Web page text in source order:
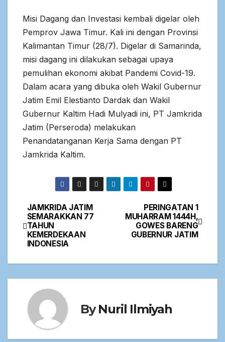
Misi Dagang dan Investasi kembali digelar oleh
Pemprov Jawa Timur. Kali ini dengan Provinsi
Kalimantan Timur (28/7). Digelar di Samarinda,
misi dagang ini dilakukan sebagai upaya
pemulihan ekonomi akibat Pandemi Covid-19.
Dalam acara yang dibuka oleh Wakil Gubernur
Jatim Emil Elestianto Dardak dan Wakil
Gubernur Kaltim Hadi Mulyadi ini, PT Jamkrida
Jatim (Perseroda) melakukan
Penandatanganan Kerja Sama dengan PT
Jamkrida Kaltim.
PERINGATAN 1
MUHARRAM 1444H,
GOWES BARENG
GUBERNUR JATIM
JAMKRIDA JATIM
SEMARAKKAN 77
TAHUN
KEMERDEKAAN
INDONESIA
ByNuril Ilmiyah